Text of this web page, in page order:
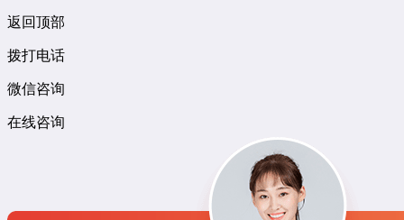
返回顶部
拨打电话
微信咨询
在线咨询